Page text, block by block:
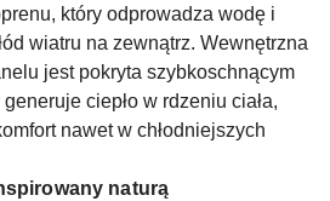
który odprowadza wodę i
wiatru na zewnątrz. Wewnętrzna
jest pokryta szybkoschnącym
ciepło w rdzeniu ciała,
nawet w chłodniejszych
naturą